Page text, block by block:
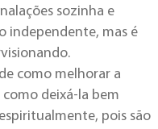
sozinha e
independente, mas é
como melhorar a
deixá-la bem
pois são